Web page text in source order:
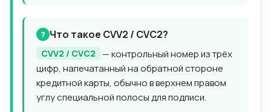
Что такое CVV2 / CVC2?
CVV2 / CVC2
— контрольный номер из трёх
цифр, напечатанный на обратной стороне
кредитной карты, обычно в верхнем правом
углу специальной полосы для подписи.